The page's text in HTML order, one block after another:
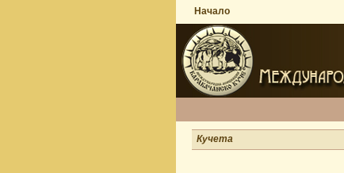
Начало
Кучета